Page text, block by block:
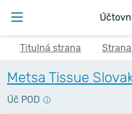
Titulná strana
Metsa Tissue
Úč POD